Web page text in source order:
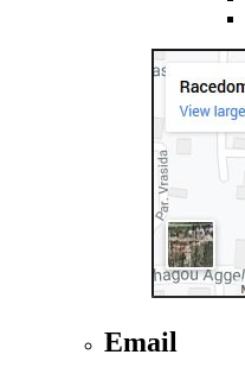
Email